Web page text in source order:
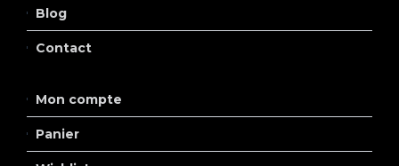
Blog
Contact
Mon compte
Panier